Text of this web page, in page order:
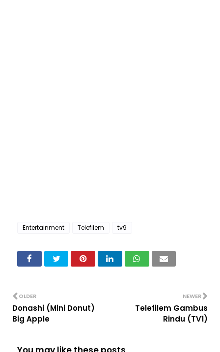
Entertainment Telefilem tv9
NEWER
Telefilem Gambus
Rindu (TV1)
OLDER
Donashi (Mini Donut)
Big Apple